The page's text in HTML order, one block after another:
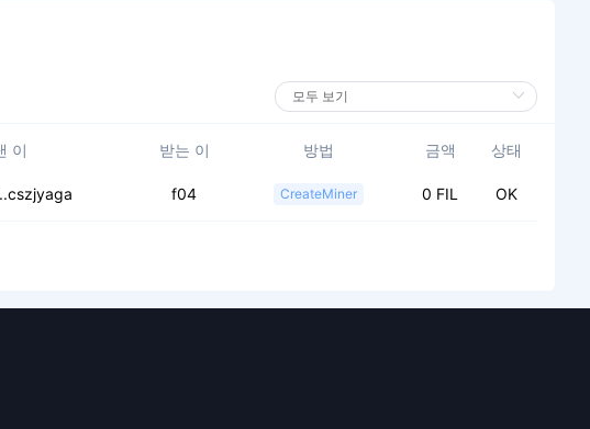
이 받는 이 방법 금액 상태
f04 CreateMiner 0 FIL OK